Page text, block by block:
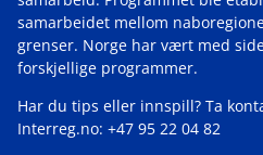
samarbeidet mellom
grenser. Norge har vært med
forskjellige programmer.
Har du tips eller innspill? Ta
Interreg.no: +47 95 22 04 82